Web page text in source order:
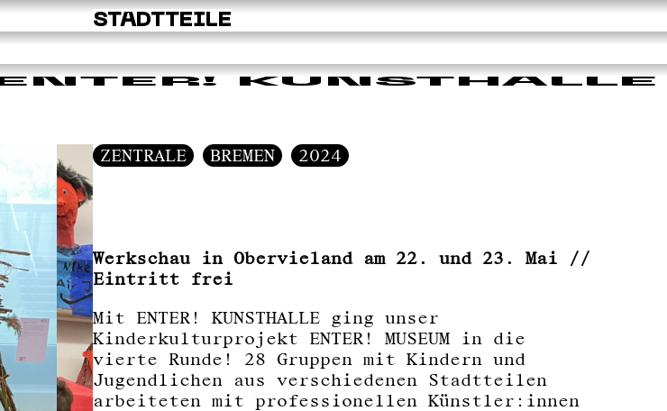
STADTTEILE
KUNSTHALLE
ZENTRALE BREMEN 2024
Werkschau in Obervieland am 22. und 23. Mai //
Eintritt frei
Mit ENTER! KUNSTHALLE ging unser
Kinderkulturprojekt ENTER! MUSEUM in die
vierte Runde! 28 Gruppen mit Kindern und
Jugendlichen aus verschiedenen Stadtteilen
arbeiteten mit professionellen Künstler:innen